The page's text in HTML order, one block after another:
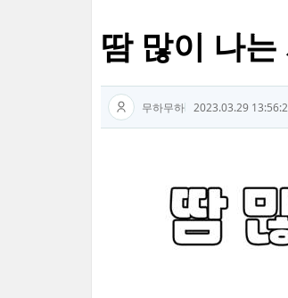
땀 많이 나
무하무하 2023.03.29